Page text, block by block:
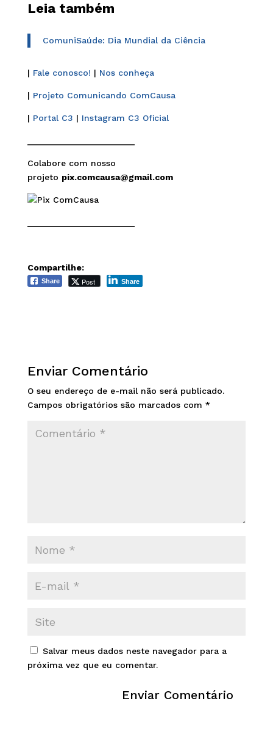
Leia também
ComuniSaúde: Dia Mundial da Ciência
| Fale conosco! | Nos conheça
| Projeto Comunicando ComCausa
| Portal C3 | Instagram C3 Oficial
Colabore com nosso
projeto pix.comcausa@gmail.com
Compartilhe:
Share Post Share
Enviar Comentário
O seu endereço de e-mail não será publicado.
Campos obrigatórios são marcados com *
Salvar meus dados neste navegador para a
próxima vez que eu comentar.